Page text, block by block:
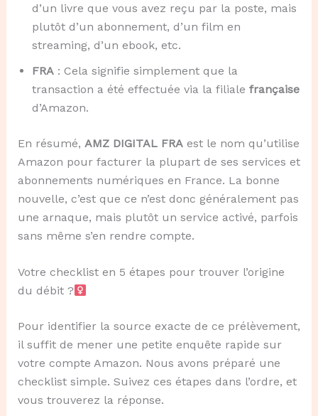
d’un livre que vous avez reçu par la poste, mais
plutôt d’un abonnement, d’un film en
streaming, d’un ebook, etc.
FRA: Cela signifie simplement que la
transaction a été effectuée via la filiale française
d’Amazon.
En résumé, AMZ DIGITAL FRAest le nom qu’utilise
Amazon pour facturer la plupart de ses services et
abonnements numériques en France. La bonne
nouvelle, c’est que ce n’est donc généralement pas
une arnaque, mais plutôt un service activé, parfois
sans même s’en rendre compte.
Votre checklist en 5 étapes pour trouver l’origine
du débit ?
Pour identifier la source exacte de ce prélèvement,
il suffit de mener une petite enquête rapide sur
votre compte Amazon. Nous avons préparé une
checklist simple. Suivez ces étapes dans l’ordre, et
vous trouverez la réponse.